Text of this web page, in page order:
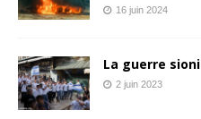
16 juin 2024
La guerre
2 juin 2023